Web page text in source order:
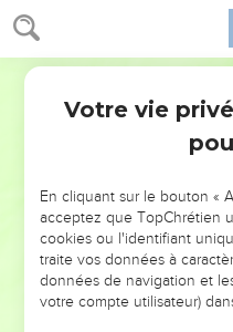
NE MANQUEZ
DE
ET SI LEURS ERREURS
Votre vie
En cliquant sur le bouton «
acceptez que TopChrétien
cookies ou l'identifiant
traite vos données à
données de navigation et
votre compte utilisateur)